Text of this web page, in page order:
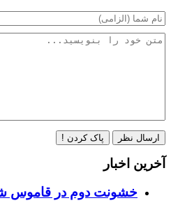
ارسال نظر پاک کردن !
آخرین اخبار
خشونت دوم در قاموس